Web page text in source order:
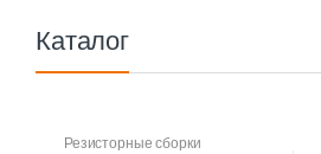
Каталог
Резисторные сборки